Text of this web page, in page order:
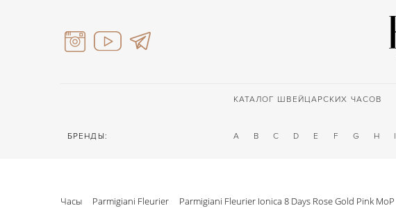
КАТАЛОГ ШВЕЙЦАРСКИХ ЧАСОВ
БРЕНДЫ: A B C D E F G H I
Часы Parmigiani Fleurier Parmigiani Fleurier Ionica 8 Days Rose Gold Pink MoP